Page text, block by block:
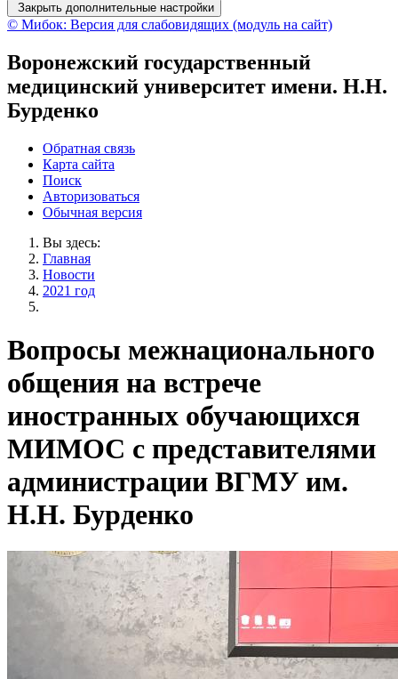
Закрыть дополнительные настройки
© Мибок: Версия для слабовидящих (модуль на сайт)
Воронежский государственный
медицинский университет имени. Н.Н.
Бурденко
Обратная связь
Карта сайта
Поиск
Авторизоваться
Обычная версия
Вы здесь:
Главная
Новости
2021 год
Вопросы межнационального
общения на встрече
иностранных обучающихся
МИМОС с представителями
администрации ВГМУ им.
Н.Н. Бурденко